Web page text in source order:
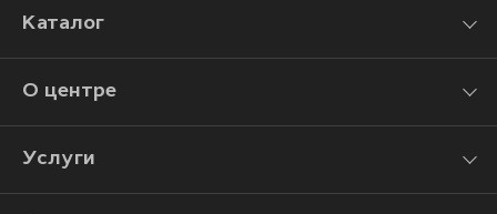
Каталог
О центре
Услуги